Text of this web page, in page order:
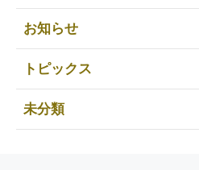
お知らせ
トピックス
未分類